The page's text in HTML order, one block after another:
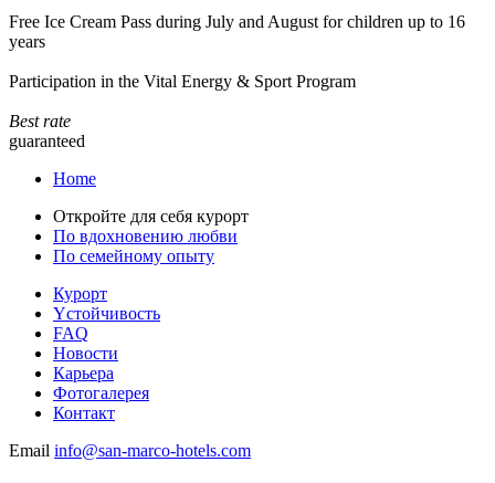
Free Ice Cream Pass during July and August for children up to 16
years
Participation in the Vital Energy & Sport Program
Best rate
guaranteed
Home
Откройте для себя курорт
По вдохновению любви
По семейному опыту
Курорт
Yстойчивость
FAQ
Новости
Карьера
Фотогалерея
Контакт
Email info@san-marco-hotels.com